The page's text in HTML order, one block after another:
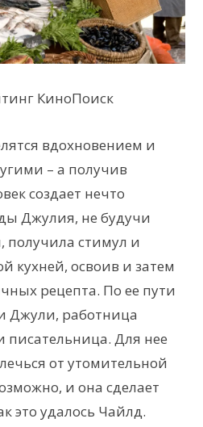
КиноПоиск
вдохновением и
– а получив
создает нечто
Джулия, не будучи
стимул и
кухней, освоив и затем
рецепта. По ее пути
Джули, работница
Для нее
от утомительной
и она сделает
это удалось Чайлд.